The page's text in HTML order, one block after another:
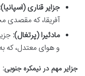
جزایر قناری (اسپانیا):
آفریقا، که مقصدی
مادئیرا (پرتغال):
و هوای معتدل، که
جزایر مهم در نیمکره جنوبی: